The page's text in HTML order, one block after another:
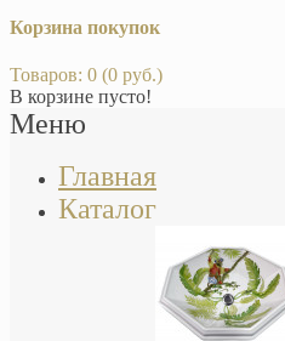
Корзина покупок
Товаров: 0 (0 руб.)
В корзине пусто!
Меню
Главная
Каталог